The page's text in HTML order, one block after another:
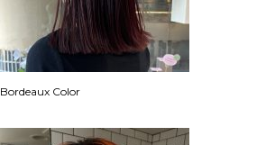
Bordeaux Color